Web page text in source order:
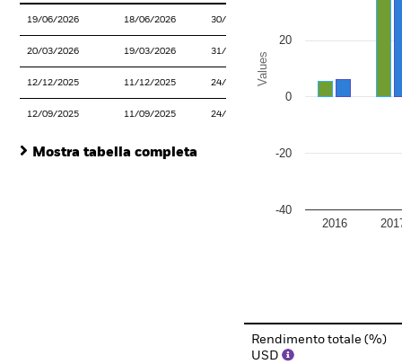
19/06/2026 18/06/2026 30/06/2026
20/03/2026 19/03/2026 31/03/2026
12/12/2025 11/12/2025 24/12/2025
12/09/2025 11/09/2025 24/09/2025
Mostra tabella completa
Values
2016
-40
-20
0
20
Rendimento totale (%)
USD